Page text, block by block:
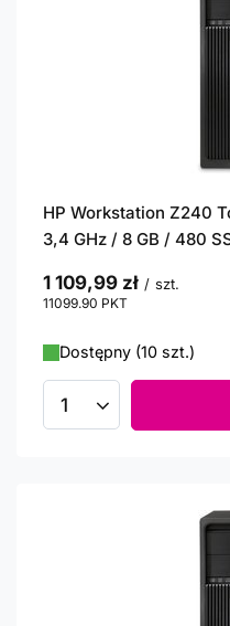
HP Workstation Z240
3,4 GHz / 8 GB / 480
1 109,99 zł / szt.
11099.90 PKT
Dostępny (10 szt.)
Ilość produktów